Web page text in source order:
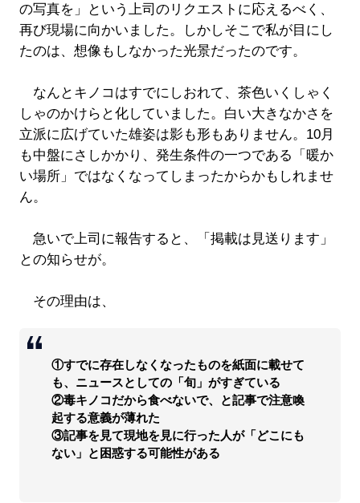
の写真を」という上司のリクエストに応えるべく、
再び現場に向かいました。しかしそこで私が目にし
たのは、想像もしなかった光景だったのです。
なんとキノコはすでにしおれて、茶色いくしゃく
しゃのかけらと化していました。白い大きなかさを
立派に広げていた雄姿は影も形もありません。10月
も中盤にさしかかり、発生条件の一つである「暖か
い場所」ではなくなってしまったからかもしれませ
ん。
急いで上司に報告すると、「掲載は見送ります」
との知らせが。
その理由は、
①すでに存在しなくなったものを紙面に載せて
も、ニュースとしての「旬」がすぎている
②毒キノコだから食べないで、と記事で注意喚
起する意義が薄れた
③記事を見て現地を見に行った人が「どこにも
ない」と困惑する可能性がある